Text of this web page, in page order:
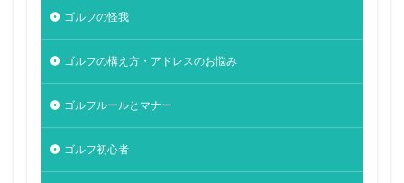
ゴルフの怪我
ゴルフの構え方・アドレスのお悩み
ゴルフルールとマナー
ゴルフ初心者